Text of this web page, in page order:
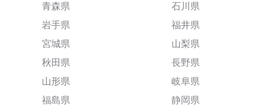
青森県
岩手県
宮城県
秋田県
山形県
福島県
石川県
福井県
山梨県
長野県
岐阜県
静岡県